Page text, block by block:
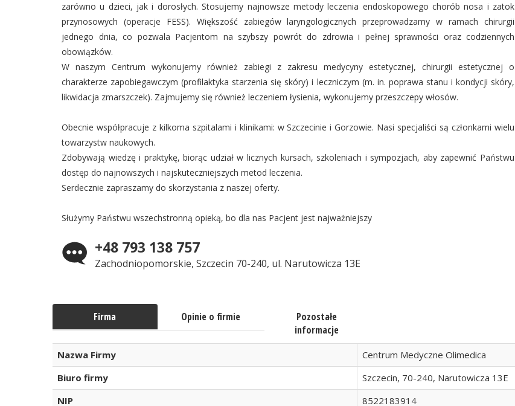
zarówno u dzieci, jak i dorosłych. Stosujemy najnowsze metody leczenia endoskopowego chorób nosa i zatok
przynosowych (operacje FESS). Większość zabiegów laryngologicznych przeprowadzamy w ramach chirurgii
jednego dnia, co pozwala Pacjentom na szybszy powrót do zdrowia i pełnej sprawności oraz codziennych
obowiązków.
W naszym Centrum wykonujemy również zabiegi z zakresu medycyny estetycznej, chirurgii estetycznej o
charakterze zapobiegawczym (profilaktyka starzenia się skóry) i leczniczym (m. in. poprawa stanu i kondycji skóry,
likwidacja zmarszczek). Zajmujemy się również leczeniem łysienia, wykonujemy przeszczepy włosów.
Obecnie współpracuje z kilkoma szpitalami i klinikami: w Szczecinie i Gorzowie. Nasi specjaliści są członkami wielu
towarzystw naukowych.
Zdobywają wiedzę i praktykę, biorąc udział w licznych kursach, szkoleniach i sympozjach, aby zapewnić Państwu
dostęp do najnowszych i najskuteczniejszych metod leczenia.
Serdecznie zapraszamy do skorzystania z naszej oferty.
Służymy Państwu wszechstronną opieką, bo dla nas Pacjent jest najważniejszy
+48 793 138 757
Zachodniopomorskie, Szczecin 70-240, ul. Narutowicza 13E
Firma Opinie o firmie
Pozostałe
informacje
Nazwa Firmy
Centrum Medyczne Olimedica
Biuro firmy
Szczecin, 70-240, Narutowicza 13E
NIP
8522183914